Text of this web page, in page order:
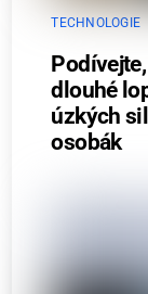
TECHNOLOGIE
dlouhé
úzkých
osobák